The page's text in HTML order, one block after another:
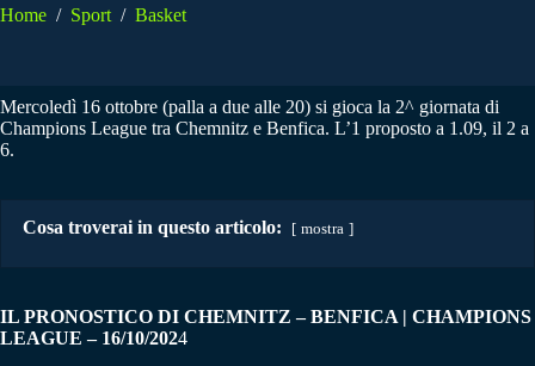
Home / Sport / Basket
Mercoledì 16 ottobre (palla a due alle 20) si gioca la 2^ giornata di
Champions League tra Chemnitz e Benfica. L’1 proposto a 1.09, il 2 a
6.
Cosa troverai in questo articolo: mostra
IL PRONOSTICO DI CHEMNITZ – BENFICA | CHAMPIONS
LEAGUE – 16/10/2024